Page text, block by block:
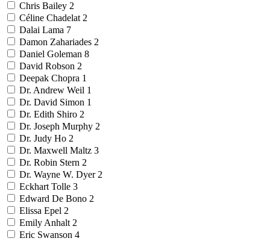
Chris Bailey 2
Céline Chadelat 2
Dalai Lama 7
Damon Zahariades 2
Daniel Goleman 8
David Robson 2
Deepak Chopra 1
Dr. Andrew Weil 1
Dr. David Simon 1
Dr. Edith Shiro 2
Dr. Joseph Murphy 2
Dr. Judy Ho 2
Dr. Maxwell Maltz 3
Dr. Robin Stern 2
Dr. Wayne W. Dyer 2
Eckhart Tolle 3
Edward De Bono 2
Elissa Epel 2
Emily Anhalt 2
Eric Swanson 4